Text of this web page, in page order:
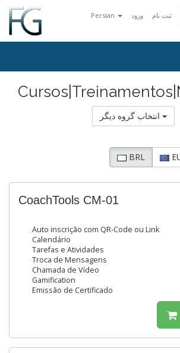
Persian ورود ثبت نام
BRL
CoachTools CM-01
Auto inscrição com QR-Code ou Link
Calendário
Tarefas e Atividades
Troca de Mensagens
Chamada de Vídeo
Gamification
Emissão de Certificado